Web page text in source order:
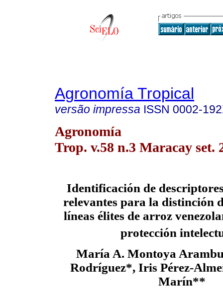
Agronomía Tropical
versão impressa ISSN 0002-
Agronomía
Trop. v.58 n.3 Maracay set.
Identificación de
relevantes para la distinción
líneas élites de arroz
protección
María A. Montoya
Rodríguez*, Iris Pérez-
Marín**